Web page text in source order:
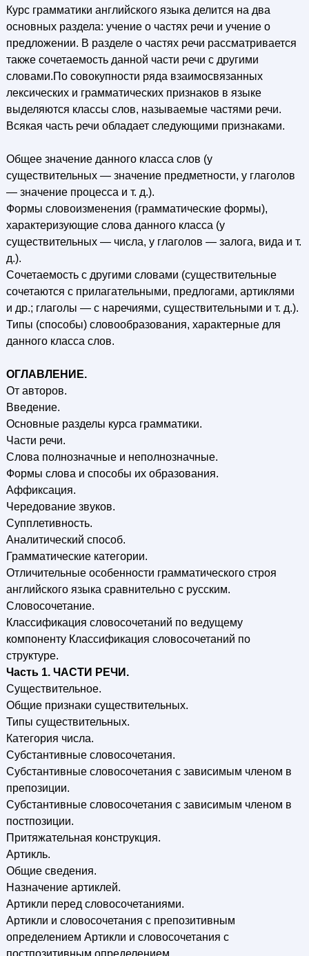
Курс грамматики английского языка делится на два
основных раздела: учение о частях речи и учение о
предложении. В разделе о частях речи рассматривается
также сочетаемость данной части речи с другими
словами.По совокупности ряда взаимосвязанных
лексических и грамматических признаков в языке
выделяются классы слов, называемые частями речи.
Всякая часть речи обладает следующими признаками.
Общее значение данного класса слов (у
существительных — значение предметности, у глаголов
— значение процесса и т. д.).
Формы словоизменения (грамматические формы),
характеризующие слова данного класса (у
существительных — числа, у глаголов — залога, вида и т.
д.).
Сочетаемость с другими словами (существительные
сочетаются с прилагательными, предлогами, артиклями
и др.; глаголы — с наречиями, существительными и т. д.).
Типы (способы) словообразования, характерные для
данного класса слов.
ОГЛАВЛЕНИЕ.
От авторов.
Введение.
Основные разделы курса грамматики.
Части речи.
Слова полнозначные и неполнозначные.
Формы слова и способы их образования.
Аффиксация.
Чередование звуков.
Супплетивность.
Аналитический способ.
Грамматические категории.
Отличительные особенности грамматического строя
английского языка сравнительно с русским.
Словосочетание.
Классификация словосочетаний по ведущему
компоненту Классификация словосочетаний по
структуре.
Часть 1. ЧАСТИ РЕЧИ.
Существительное.
Общие признаки существительных.
Типы существительных.
Категория числа.
Субстантивные словосочетания.
Субстантивные словосочетания с зависимым членом в
препозиции.
Субстантивные словосочетания с зависимым членом в
постпозиции.
Притяжательная конструкция.
Артикль.
Общие сведения.
Назначение артиклей.
Артикли перед словосочетаниями.
Артикли и словосочетания с препозитивным
определением Артикли и словосочетания с
постпозитивным определением.